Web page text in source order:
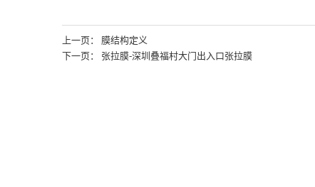
上一页： 膜结构定义
下一页： 张拉膜-深圳叠福村大门出入口张拉膜